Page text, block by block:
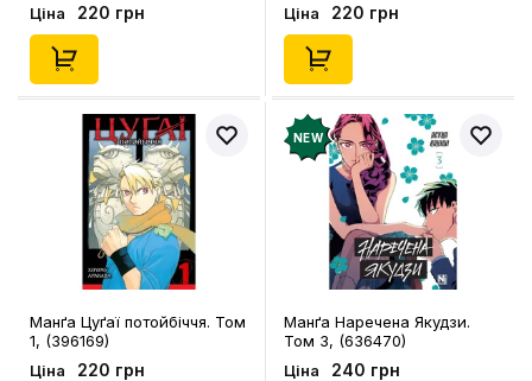
Ціна 220 грн Ціна 220 грн
Манґа Цуґаї потойбіччя. Том
1, (396169)
Ціна 220 грн
NEW
Манґа Наречена Якудзи.
Том 3, (636470)
Ціна 240 грн